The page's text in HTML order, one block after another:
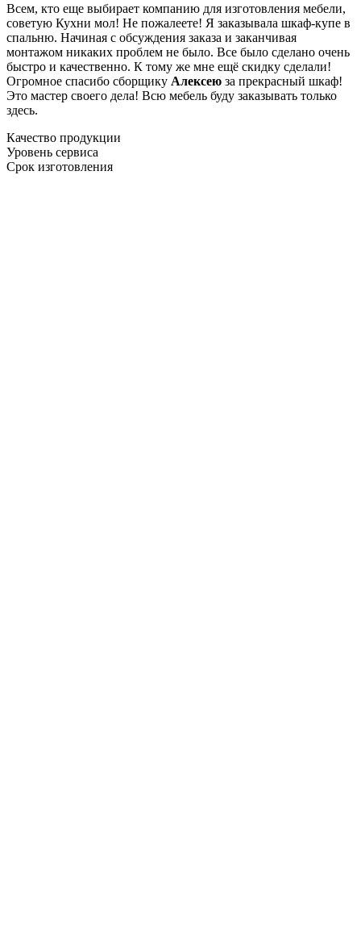
Всем, кто еще выбирает компанию для изготовления мебели,
советую Кухни мол! Не пожалеете! Я заказывала шкаф-купе в
спальню. Начиная с обсуждения заказа и заканчивая
монтажом никаких проблем не было. Все было сделано очень
быстро и качественно. К тому же мне ещё скидку сделали!
Огромное спасибо сборщику Алексею за прекрасный шкаф!
Это мастер своего дела! Всю мебель буду заказывать только
здесь.
Качество продукции
Уровень сервиса
Срок изготовления